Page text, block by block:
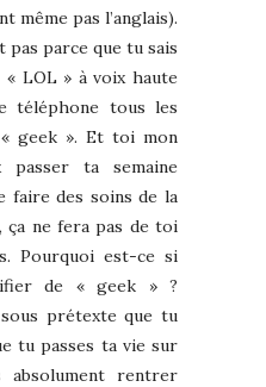
même pas l’anglais).
pas parce que tu sais
LOL » à voix haute
téléphone tous les
geek ». Et toi mon
ta semaine
faire des soins de la
ça ne fera pas de toi
Pourquoi est-ce si
de « geek » ?
prétexte que tu
tu passes ta vie sur
absolument rentrer